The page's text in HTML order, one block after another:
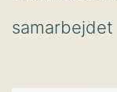
samarbejdet